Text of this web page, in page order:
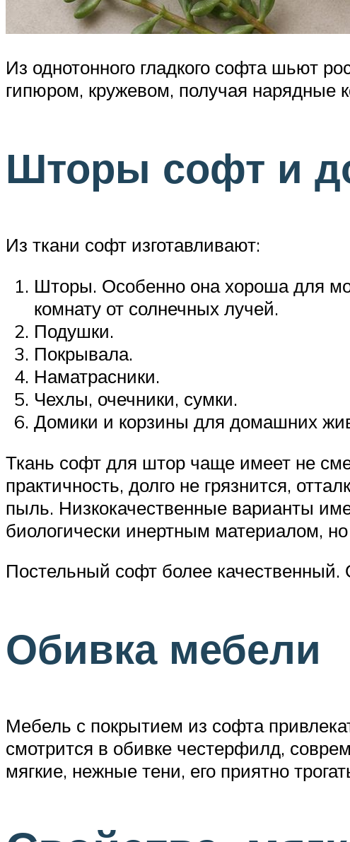
Из однотонного гладкого софта шьют
гипюром, кружевом, получая нарядные
Шторы софт и
Из ткани софт изготавливают:
Шторы. Особенно она хороша для
комнату от солнечных лучей.
Подушки.
Покрывала.
Наматрасники.
Чехлы, очечники, сумки.
Домики и корзины для домашних
Ткань софт для штор чаще имеет не
практичность, долго не грязнится,
пыль. Низкокачественные варианты
биологически инертным материалом,
Постельный софт более
Обивка мебели
Мебель с покрытием из софта
смотрится в обивке честерфилд,
мягкие, нежные тени, его приятно